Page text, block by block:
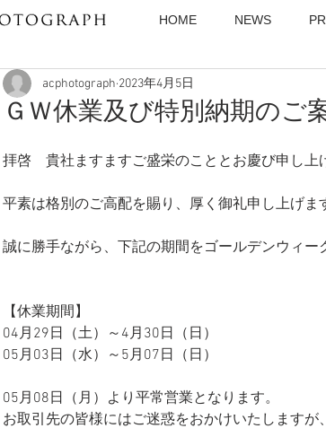
HOME NEWS
ＧＷ休業及び特別納期のご
acphotograph 2023年4月5日
拝啓　貴社ますますご盛栄のこととお慶び申し上
平素は格別のご高配を賜り、厚く御礼申し上げま
誠に勝手ながら、下記の期間をゴールデンウィー
【休業期間】
04月29日（土）～4月30日（日）
05月03日（水）～5月07日（日）
05月08日（月）より平常営業となります。
お取引先の皆様にはご迷惑をおかけいたしますが